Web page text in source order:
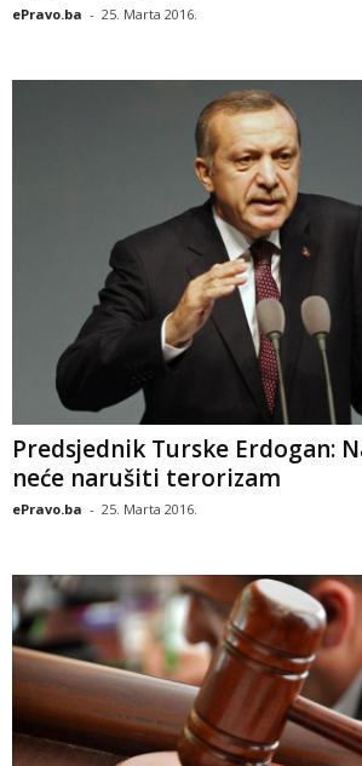
ePravo.ba - 25. Marta 2016.
Predsjednik Turske Erdogan:
neće narušiti terorizam
ePravo.ba - 25. Marta 2016.